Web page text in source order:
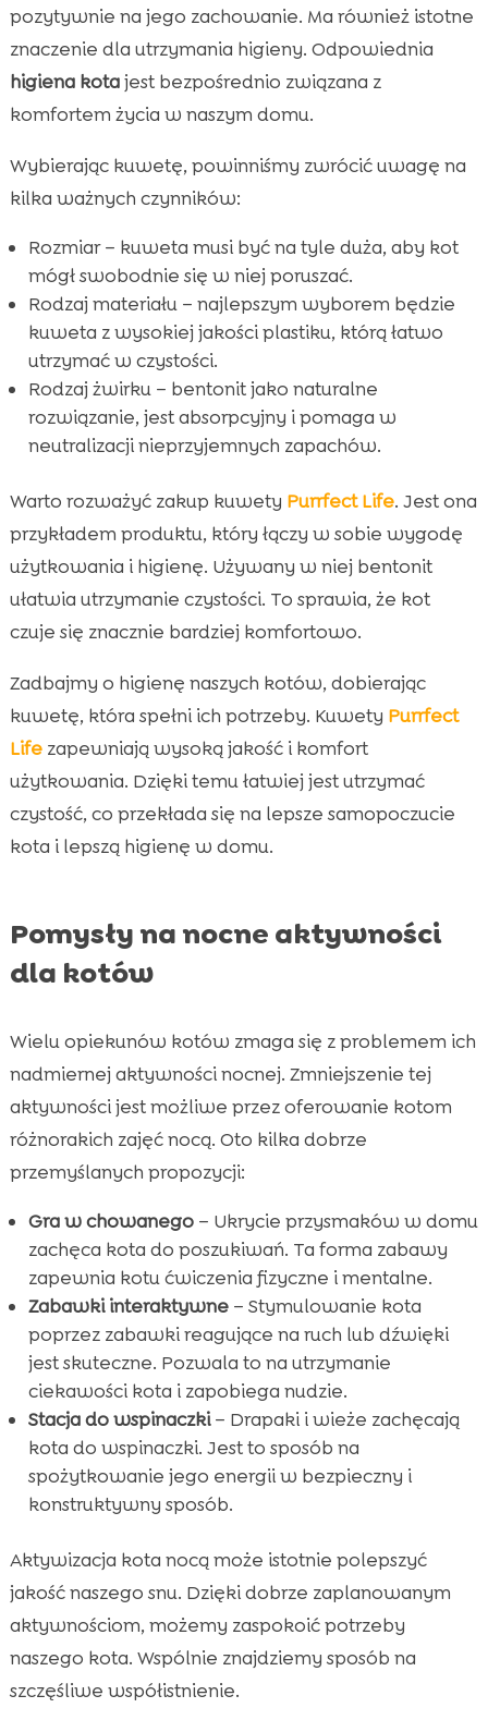
pozytywnie na jego zachowanie. Ma również istotne
znaczenie dla utrzymania higieny. Odpowiednia
higiena kotajest bezpośrednio związana z
komfortem życia w naszym domu.
Wybierając kuwetę, powinniśmy zwrócić uwagę na
kilka ważnych czynników:
Rozmiar – kuweta musi być na tyle duża, aby kot
mógł swobodnie się w niej poruszać.
Rodzaj materiału – najlepszym wyborem będzie
kuweta z wysokiej jakości plastiku, którą łatwo
utrzymać w czystości.
Rodzaj żwirku – bentonit jako naturalne
rozwiązanie, jest absorpcyjny i pomaga w
neutralizacji nieprzyjemnych zapachów.
Warto rozważyć zakup kuwety Purrfect Life. Jest ona
przykładem produktu, który łączy w sobie wygodę
użytkowania i higienę. Używany w niej bentonit
ułatwia utrzymanie czystości. To sprawia, że kot
czuje się znacznie bardziej komfortowo.
Zadbajmy o higienę naszych kotów, dobierając
kuwetę, która spełni ich potrzeby. Kuwety Purrfect
Lifezapewniają wysoką jakość i komfort
użytkowania. Dzięki temu łatwiej jest utrzymać
czystość, co przekłada się na lepsze samopoczucie
kota i lepszą higienę w domu.
Pomysły na nocne aktywności
dla kotów
Wielu opiekunów kotów zmaga się z problemem ich
nadmiernej aktywności nocnej. Zmniejszenie tej
aktywności jest możliwe przez oferowanie kotom
różnorakich zajęć nocą. Oto kilka dobrze
przemyślanych propozycji:
Gra w chowanego– Ukrycie przysmaków w domu
zachęca kota do poszukiwań. Ta forma zabawy
zapewnia kotu ćwiczenia fizyczne i mentalne.
Zabawki interaktywne– Stymulowanie kota
poprzez zabawki reagujące na ruch lub dźwięki
jest skuteczne. Pozwala to na utrzymanie
ciekawości kota i zapobiega nudzie.
Stacja do wspinaczki– Drapaki i wieże zachęcają
kota do wspinaczki. Jest to sposób na
spożytkowanie jego energii w bezpieczny i
konstruktywny sposób.
Aktywizacja kota nocą może istotnie polepszyć
jakość naszego snu. Dzięki dobrze zaplanowanym
aktywnościom, możemy zaspokoić potrzeby
naszego kota. Wspólnie znajdziemy sposób na
szczęśliwe współistnienie.